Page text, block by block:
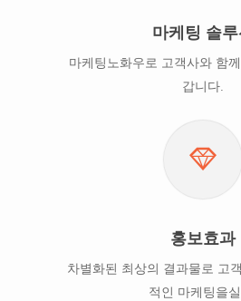
마케팅 솔루
마케팅노화우로 고객사와 함
갑니다.
홍보효과
차별화된 최상의 결과물로 고
적인 마케팅을